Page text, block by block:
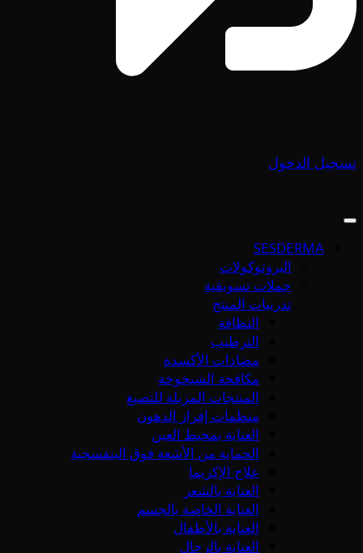
تسجيل الدخول
SESDERMA
البروتوكولات
حملات تسويقية
تدريبات المنتج
النظافة
الترطيب
مضادات الأكسدة
مكافحة الشيخوخة
المنتجات المزيلة للتصبغ
منظمات إفراز الدهون
العناية بمحيط العين
الحماية من الأشعة فوق البنفسجية
علاج الإكزيما
العناية بالشعر
العناية الخاصة بالجسم
العناية بالأطفال
العناية بالرجال